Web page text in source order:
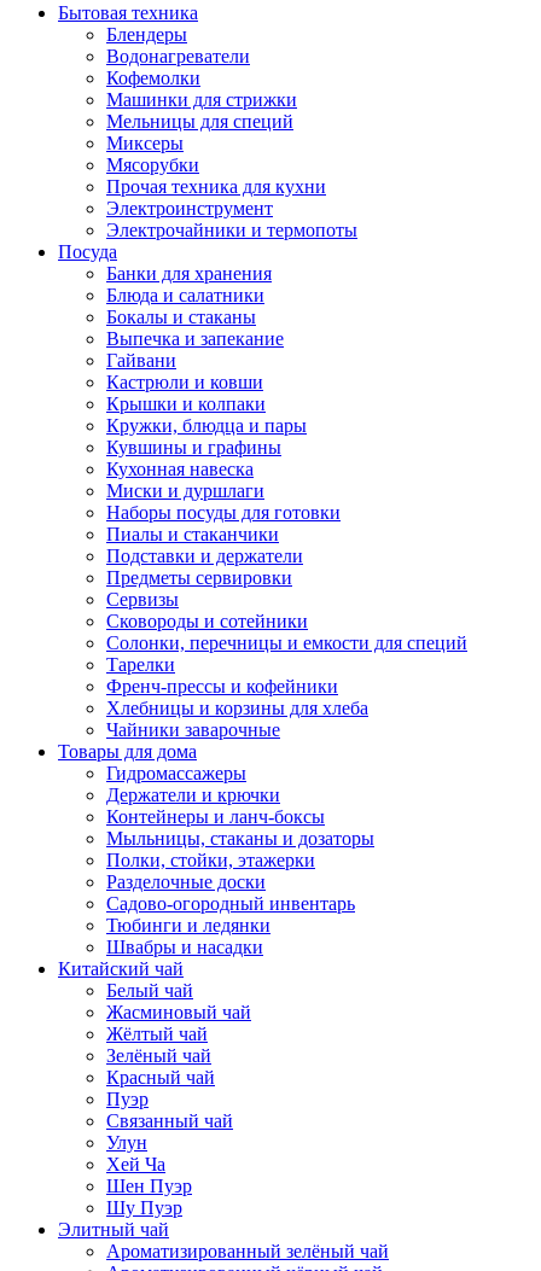
Бытовая техника
Блендеры
Водонагреватели
Кофемолки
Машинки для стрижки
Мельницы для специй
Миксеры
Мясорубки
Прочая техника для кухни
Электроинструмент
Электрочайники и термопоты
Посуда
Банки для хранения
Блюда и салатники
Бокалы и стаканы
Выпечка и запекание
Гайвани
Кастрюли и ковши
Крышки и колпаки
Кружки, блюдца и пары
Кувшины и графины
Кухонная навеска
Миски и дуршлаги
Наборы посуды для готовки
Пиалы и стаканчики
Подставки и держатели
Предметы сервировки
Сервизы
Сковороды и сотейники
Солонки, перечницы и емкости для специй
Тарелки
Френч-прессы и кофейники
Хлебницы и корзины для хлеба
Чайники заварочные
Товары для дома
Гидромассажеры
Держатели и крючки
Контейнеры и ланч-боксы
Мыльницы, стаканы и дозаторы
Полки, стойки, этажерки
Разделочные доски
Садово-огородный инвентарь
Тюбинги и ледянки
Швабры и насадки
Китайский чай
Белый чай
Жасминовый чай
Жёлтый чай
Зелёный чай
Красный чай
Пуэр
Связанный чай
Улун
Хей Ча
Шен Пуэр
Шу Пуэр
Элитный чай
Ароматизированный зелёный чай